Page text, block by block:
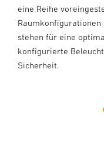
eine Reihe
Raumkonfigurationen
stehen für eine
konfigurierte
Sicherheit.